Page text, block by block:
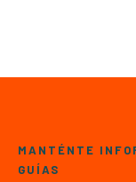
MANTÉNTE
GUÍAS